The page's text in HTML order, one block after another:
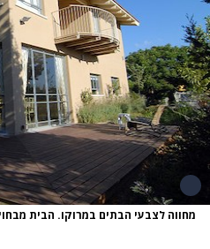
מחווה לצבעי הבתים במרוקו. הבית